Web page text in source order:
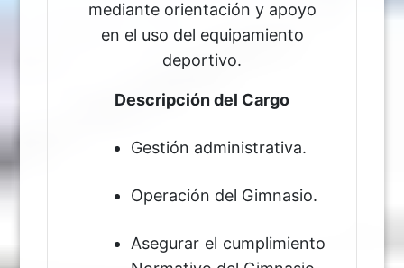
mediante orientación y apoyo
en el uso del equipamiento
deportivo.
Descripción del Cargo
Gestión administrativa.
Operación del Gimnasio.
Asegurar el cumplimiento